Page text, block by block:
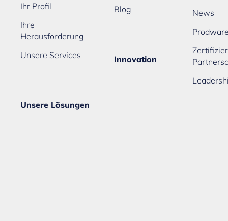
Ihr Profil
Ihre
Herausforderung
Unsere Services
Unsere Lösungen
Blog
Innovation
News